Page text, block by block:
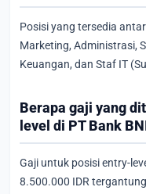
Posisi yang tersedia
Marketing, Administrasi,
Keuangan, dan Staf IT
Berapa gaji yang
level di PT Bank
Gaji untuk posisi entry-
8.500.000 IDR